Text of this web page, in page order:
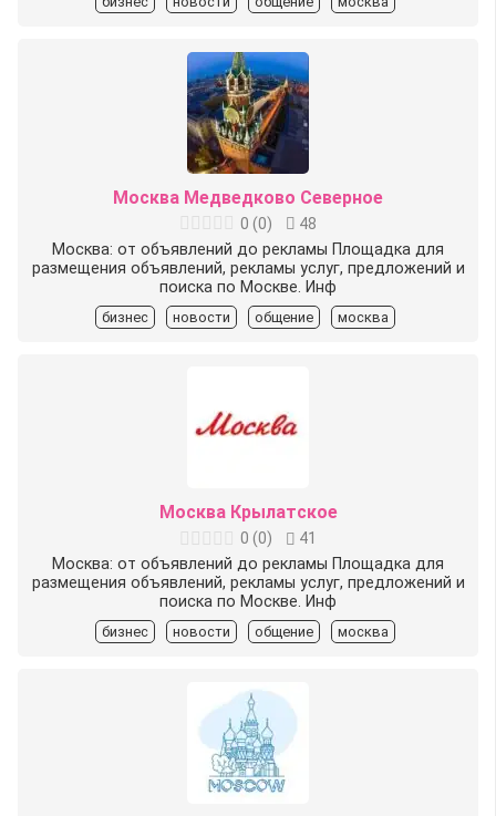
Москва Медведково Северное
0 (0)
48
Москва: от объявлений до рекламы Площадка для
размещения объявлений, рекламы услуг, предложений и
поиска по Москве. Инф
бизнес новости общение москва
Москва Крылатское
0 (0)
41
Москва: от объявлений до рекламы Площадка для
размещения объявлений, рекламы услуг, предложений и
поиска по Москве. Инф
бизнес новости общение москва